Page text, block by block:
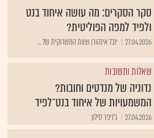
סקר הסקרים: מה עושה איחוד בנט
ולפיד למפה הפוליטית?
27.04.2026 יובל אינהורן וצוות המשרוקית של ...
שאלות ותשובות
נדוניה של מנדטים וחובות?
המשמעויות של איחוד בנט־לפיד
27.04.2026 ג'ניפר סילון